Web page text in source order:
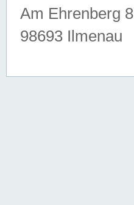
Am Ehrenberg 8
98693 Ilmenau